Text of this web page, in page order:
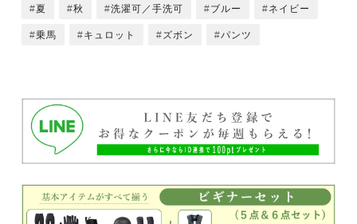
夏 秋 洗濯可／手洗可 ブルー ネイビー
乗馬 キュロット ズボン パンツ